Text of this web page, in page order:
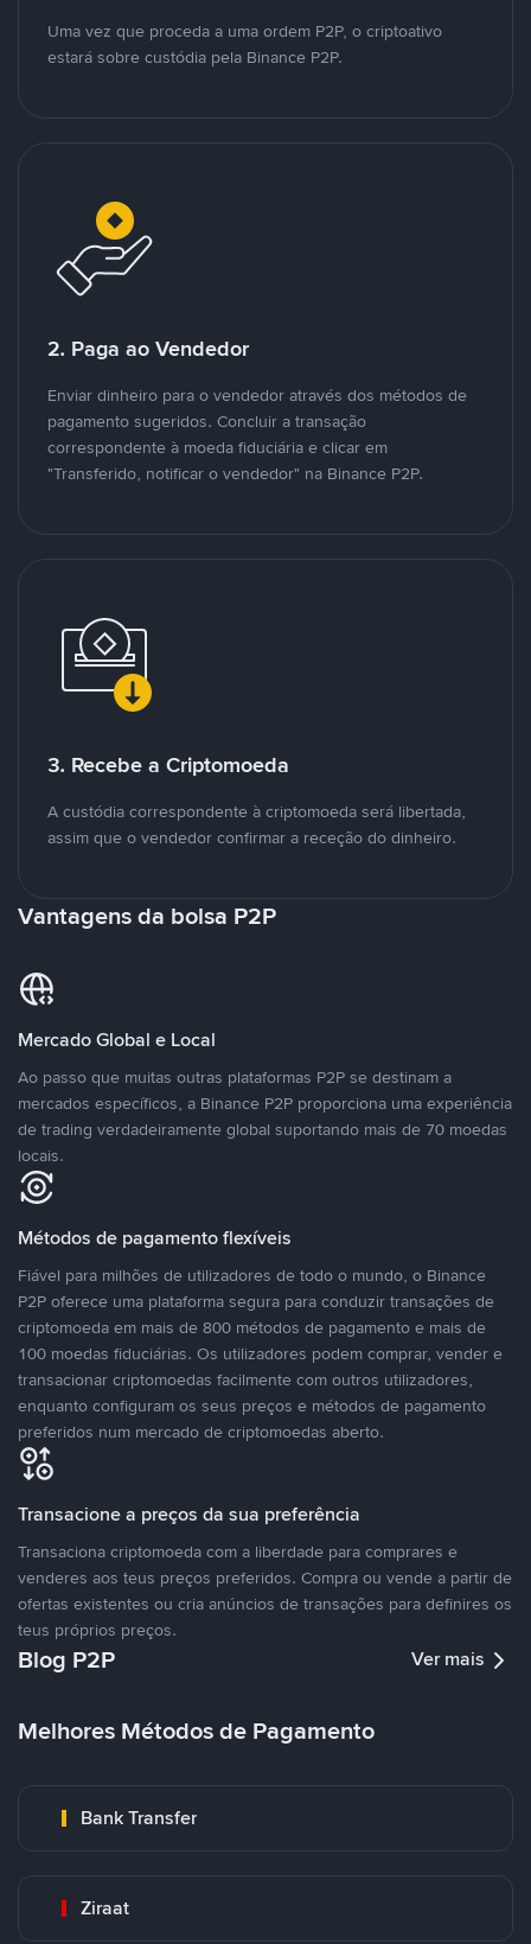
Uma vez que proceda a uma ordem P2P, o criptoativo
estará sobre custódia pela Binance P2P.
2. Paga ao Vendedor
Enviar dinheiro para o vendedor através dos métodos de
pagamento sugeridos. Concluir a transação
correspondente à moeda fiduciária e clicar em
"Transferido, notificar o vendedor" na Binance P2P.
3. Recebe a Criptomoeda
A custódia correspondente à criptomoeda será libertada,
assim que o vendedor confirmar a receção do dinheiro.
Vantagens da bolsa P2P
Mercado Global e Local
Ao passo que muitas outras plataformas P2P se destinam a
mercados específicos, a Binance P2P proporciona uma experiência
de trading verdadeiramente global suportando mais de 70 moedas
locais.
Métodos de pagamento flexíveis
Fiável para milhões de utilizadores de todo o mundo, o Binance
P2P oferece uma plataforma segura para conduzir transações de
criptomoeda em mais de 800 métodos de pagamento e mais de
100 moedas fiduciárias. Os utilizadores podem comprar, vender e
transacionar criptomoedas facilmente com outros utilizadores,
enquanto configuram os seus preços e métodos de pagamento
preferidos num mercado de criptomoedas aberto.
Transacione a preços da sua preferência
Transaciona criptomoeda com a liberdade para comprares e
venderes aos teus preços preferidos. Compra ou vende a partir de
ofertas existentes ou cria anúncios de transações para definires os
teus próprios preços.
Blog P2P Ver mais
Melhores Métodos de Pagamento
Bank Transfer
Ziraat